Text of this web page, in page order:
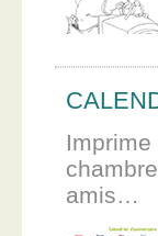
amis…